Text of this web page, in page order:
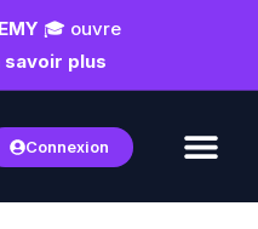
🎓 ouvre
savoir plus
Connexion